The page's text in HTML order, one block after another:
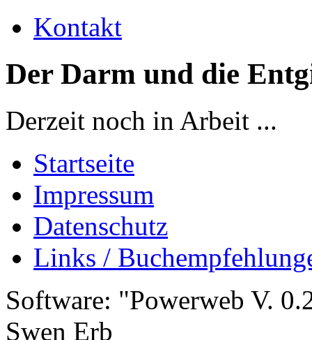
Kontakt
Der Darm und die
Derzeit noch in Arbeit ...
Startseite
Impressum
Datenschutz
Links /
Software: "Powerweb V.
Swen Erb